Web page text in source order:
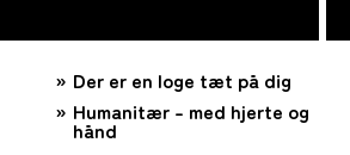
Der er en loge tæt på dig
Humanitær – med hjerte og
hånd